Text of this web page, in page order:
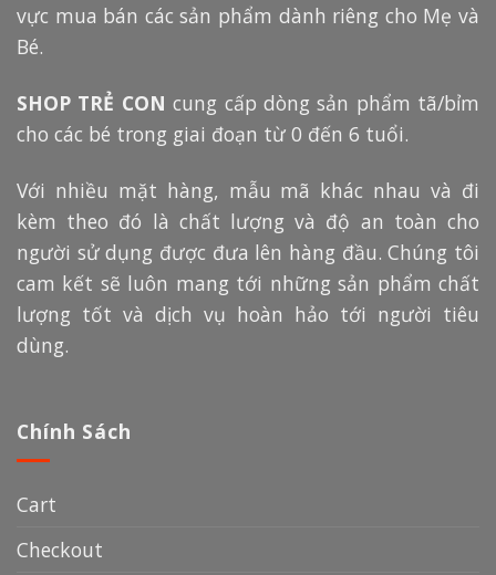
vực mua bán các sản phẩm dành riêng cho Mẹ và
Bé.
SHOP TRẺ CON cung cấp dòng sản phẩm tã/bỉm
cho các bé trong giai đoạn từ 0 đến 6 tuổi.
Với nhiều mặt hàng, mẫu mã khác nhau và đi
kèm theo đó là chất lượng và độ an toàn cho
người sử dụng được đưa lên hàng đầu. Chúng tôi
cam kết sẽ luôn mang tới những sản phẩm chất
lượng tốt và dịch vụ hoàn hảo tới người tiêu
dùng.
Chính Sách
Cart
Checkout